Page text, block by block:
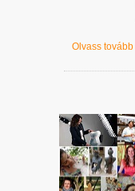
Olvass tovább